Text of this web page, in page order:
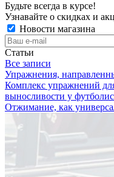
Будьте всегда в курсе!
Узнавайте о скидках и
Новости магазина
Статьи
Все записи
Упражнения,
Комплекс упражнений
выносливости у
Отжимание, как